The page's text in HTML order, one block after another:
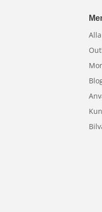
den lyser långt över